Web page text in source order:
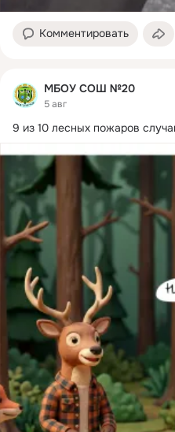
Комментировать
МБОУ СОШ №20
5 авг
9 из 10 лесных пожаров